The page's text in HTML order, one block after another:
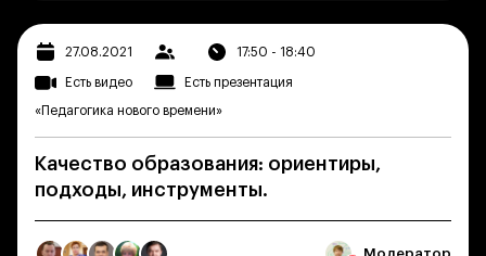
27.08.2021 17:50 - 18:40
Есть видео Есть презентация
«Педагогика нового времени»
Качество образования: ориентиры,
подходы, инструменты.